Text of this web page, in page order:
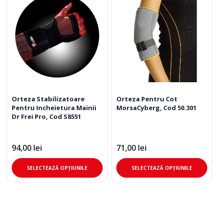
Orteza Stabilizatoare
Pentru Incheietura Mainii
Dr Frei Pro, Cod S8551
94,00 lei
SELECTEAZĂ OPȚIUNILE
Acest
produs
Orteza Pentru Cot
MorsaCyberg, Cod 50.301
71,00 lei
SELECTEAZĂ OPȚIUNILE